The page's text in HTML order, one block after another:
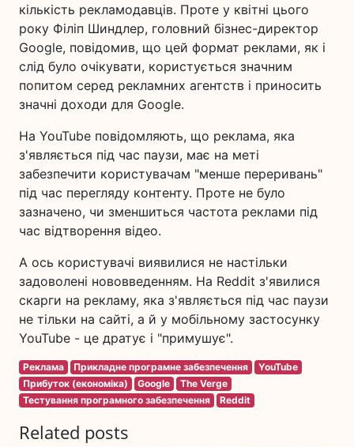
кількість рекламодавців. Проте у квітні цього
року Філіп Шиндлер, головний бізнес-директор
Google, повідомив, що цей формат реклами, як і
слід було очікувати, користується значним
попитом серед рекламних агентств і приносить
значні доходи для Google.
На YouTube повідомляють, що реклама, яка
з'являється під час паузи, має на меті
забезпечити користувачам "менше переривань"
під час перегляду контенту. Проте не було
зазначено, чи зменшиться частота реклами під
час відтворення відео.
А ось користувачі виявилися не настільки
задоволені нововведенням. На Reddit з'явилися
скарги на рекламу, яка з'являється під час паузи
не тільки на сайті, а й у мобільному застосунку
YouTube - це дратує і "примушує".
Реклама Прикладне програмне забезпечення
YouTube
Прибуток (економіка)
Google
The Verge
Тестування програмного забезпечення
Reddit
Related posts